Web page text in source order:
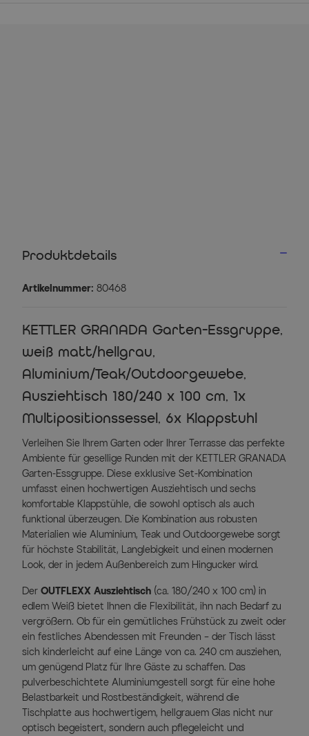
Produktdetails
Artikelnummer: 80468
KETTLER GRANADA Garten-Essgruppe,
weiß matt/hellgrau,
Aluminium/Teak/Outdoorgewebe,
Ausziehtisch 180/240 x 100 cm, 1x
Multipositionssessel, 6x Klappstuhl
Verleihen Sie Ihrem Garten oder Ihrer Terrasse das perfekte
Ambiente für gesellige Runden mit der KETTLER GRANADA
Garten-Essgruppe. Diese exklusive Set-Kombination
umfasst einen hochwertigen Ausziehtisch und sechs
komfortable Klappstühle, die sowohl optisch als auch
funktional überzeugen. Die Kombination aus robusten
Materialien wie Aluminium, Teak und Outdoorgewebe sorgt
für höchste Stabilität, Langlebigkeit und einen modernen
Look, der in jedem Außenbereich zum Hingucker wird.
Der OUTFLEXX Ausziehtisch (ca. 180/240 x 100 cm) in
edlem Weiß bietet Ihnen die Flexibilität, ihn nach Bedarf zu
vergrößern. Ob für ein gemütliches Frühstück zu zweit oder
ein festliches Abendessen mit Freunden – der Tisch lässt
sich kinderleicht auf eine Länge von ca. 240 cm ausziehen,
um genügend Platz für Ihre Gäste zu schaffen. Das
pulverbeschichtete Aluminiumgestell sorgt für eine hohe
Belastbarkeit und Rostbeständigkeit, während die
Tischplatte aus hochwertigem, hellgrauem Glas nicht nur
optisch begeistert, sondern auch pflegeleicht und